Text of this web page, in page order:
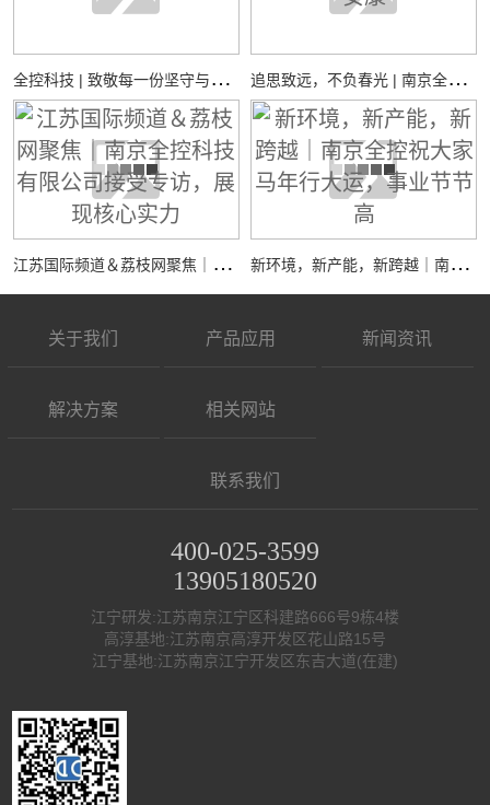
全
控科技 | 致敬每一份坚守与热爱 追
思致远，不负春光 | 南京全控祝您：清明安康
江
苏国际频道＆荔枝网聚焦｜南京全控科技有限公司接受专访，展现核心实力 新
环境，新产能，新跨越｜南京全控祝大家马年行大运，事业节节高
关于我们 产品应用 新闻资讯
解决方案 相关网站
联系我们
400-025-3599
13905180520
江宁研发:江苏南京江宁区科建路666号9栋4楼
高淳基地:江苏南京高淳开发区花山路15号
江宁基地:江苏南京江宁开发区东吉大道(在建)